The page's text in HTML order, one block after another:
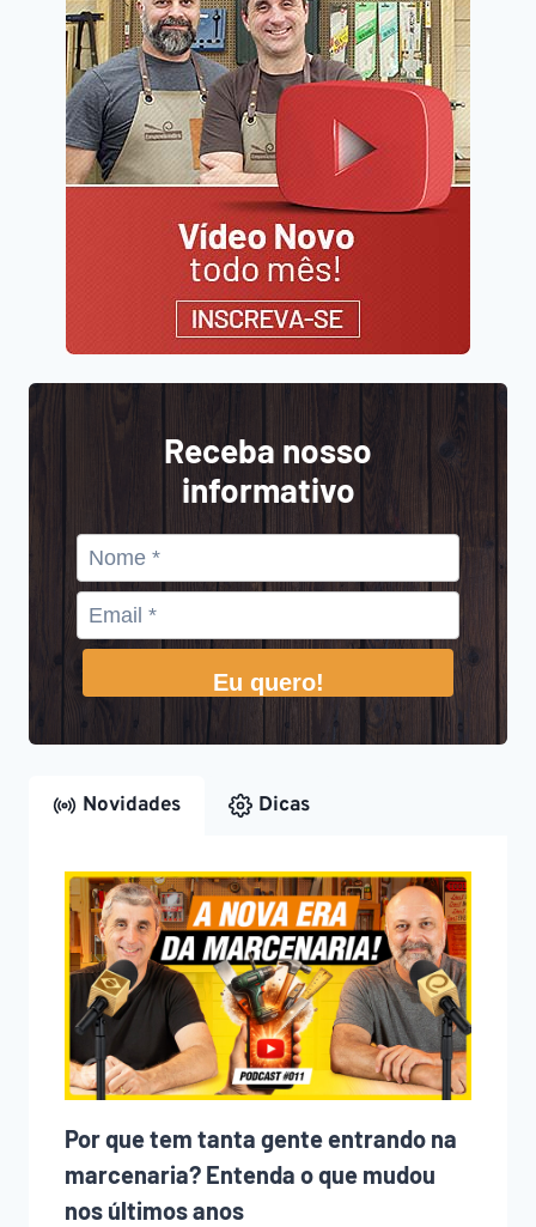
Receba nosso
informativo
Eu quero!
Novidades Dicas
Por que tem tanta gente entrando na
marcenaria? Entenda o que mudou
nos últimos anos